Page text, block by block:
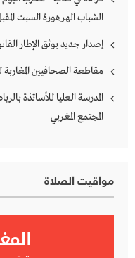
الشباب الهرهورة السبت
إصدار جديد يوثق الإطار
مقاطعة الصحافيين
المدرسة العليا للأساتذة
المجتمع المغربي
مواقيت الصلاة